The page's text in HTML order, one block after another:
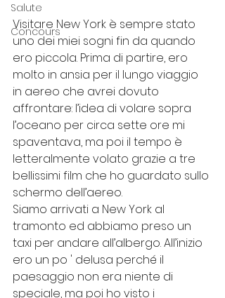
Salute
Concours
Visitare New York è sempre stato
uno dei miei sogni fin da quando
ero piccola. Prima di partire, ero
molto in ansia per il lungo viaggio
in aereo che avrei dovuto
affrontare: l’idea di volare sopra
l’oceano per circa sette ore mi
spaventava, ma poi il tempo è
letteralmente volato grazie a tre
bellissimi film che ho guardato sullo
schermo dell’aereo.
Siamo arrivati a New York al
tramonto ed abbiamo preso un
taxi per andare all’albergo. All’inizio
ero un po ' delusa perché il
paesaggio non era niente di
speciale, ma poi ho visto i